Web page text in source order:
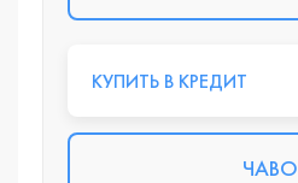
КУПИТЬ В КРЕДИТ
ЧАВО